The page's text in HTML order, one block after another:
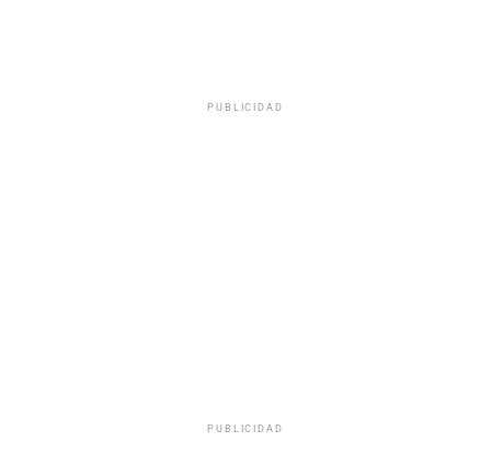
PUBLICIDAD
PUBLICIDAD